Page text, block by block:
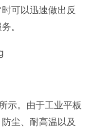
可以迅速做出反
。
。由于工业平板
尘、耐高温以及